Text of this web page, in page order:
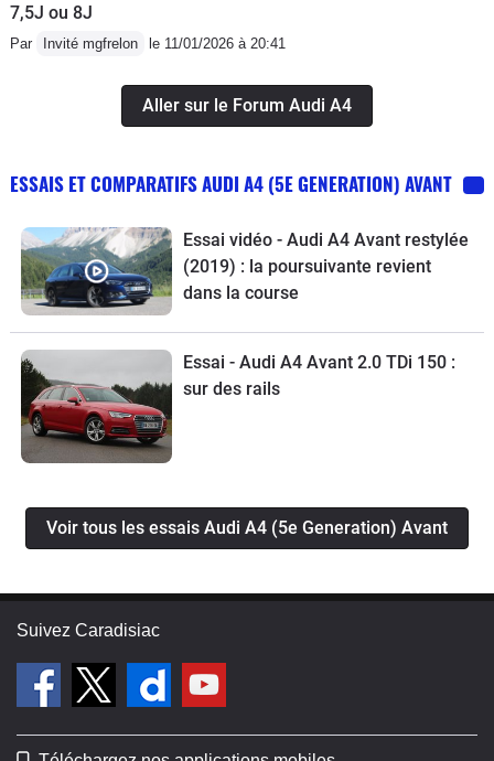
7,5J ou 8J
Par Invité mgfrelon le 11/01/2026 à 20:41
Aller sur le Forum Audi A4
ESSAIS ET COMPARATIFS AUDI A4 (5E GENERATION) AVANT
Essai vidéo - Audi A4 Avant restylée
(2019) : la poursuivante revient
dans la course
Essai - Audi A4 Avant 2.0 TDi 150 :
sur des rails
Voir tous les essais Audi A4 (5e Generation) Avant
Suivez Caradisiac